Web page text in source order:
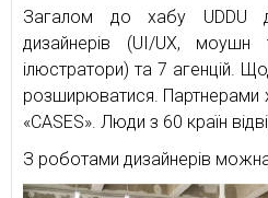
Загалом до хабу UDDU
дизайнерів (UI/UX, моушн
ілюстратори) та 7 агенцій.
розширюватися. Партнерами
«CASES». Люди з 60 країн
З роботами дизайнерів